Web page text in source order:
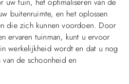
buitenruimte, en het oplossen
die zich kunnen voordoen. Door
ervaren tuinman, kunt u ervoor
werkelijkheid wordt en dat u nog
de schoonheid en